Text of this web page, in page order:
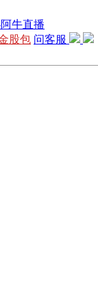
股包 问客服